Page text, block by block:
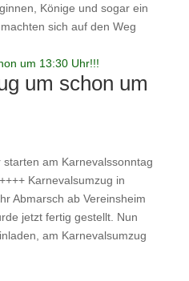
Könige und sogar ein
sich auf den Weg
um schon um
starten am Karnevalssonntag
Karnevalsumzug in
Abmarsch ab Vereinsheim
jetzt fertig gestellt. Nun
am Karnevalsumzug